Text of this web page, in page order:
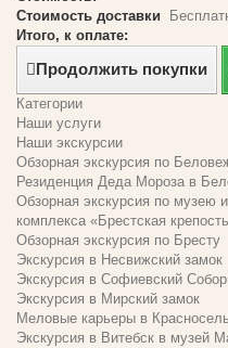
Стоимость доставки
Итого, к оплате:
Продолжить покупки
Категории
Наши услуги
Наши экскурсии
Обзорная экскурсия по
Резиденция Деда Мороза в
Обзорная экскурсия по музею
комплекса «Брестская
Обзорная экскурсия по Бресту
Экскурсия в Несвижский замок
Экскурсия в Софиевский
Экскурсия в Мирский замок
Меловые карьеры в
Экскурсия в Витебск в музей